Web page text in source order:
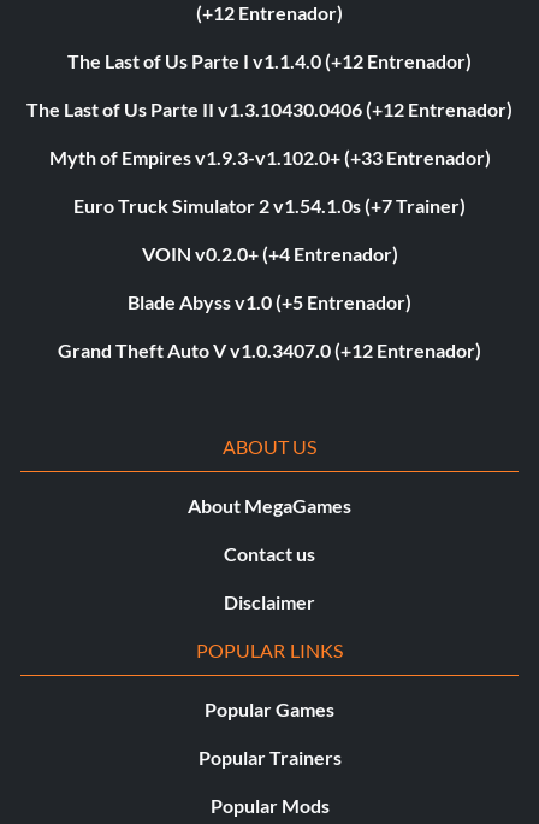
(+12 Entrenador)
The Last of Us Parte I v1.1.4.0 (+12 Entrenador)
The Last of Us Parte II v1.3.10430.0406 (+12 Entrenador)
Myth of Empires v1.9.3-v1.102.0+ (+33 Entrenador)
Euro Truck Simulator 2 v1.54.1.0s (+7 Trainer)
VOIN v0.2.0+ (+4 Entrenador)
Blade Abyss v1.0 (+5 Entrenador)
Grand Theft Auto V v1.0.3407.0 (+12 Entrenador)
ABOUT US
About MegaGames
Contact us
Disclaimer
POPULAR LINKS
Popular Games
Popular Trainers
Popular Mods